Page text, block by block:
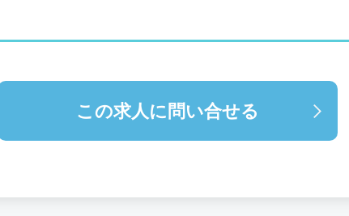
この求人に問い合せる